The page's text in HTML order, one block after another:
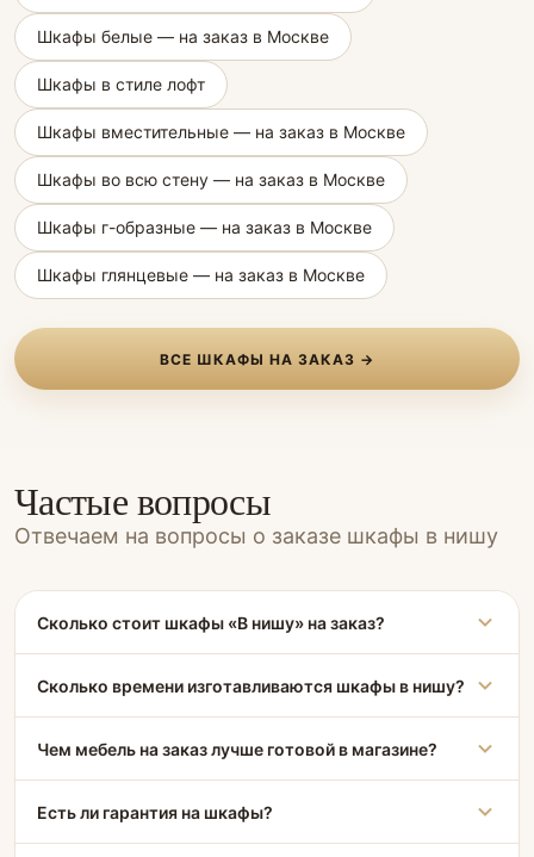
Шкафы белые — на заказ в Москве
Шкафы в стиле лофт
Шкафы вместительные — на заказ в Москве
Шкафы во всю стену — на заказ в Москве
Шкафы г-образные — на заказ в Москве
Шкафы глянцевые — на заказ в Москве
ВСЕ ШКАФЫ НА ЗАКАЗ →
Частые вопросы
Отвечаем на вопросы о заказе шкафы в нишу
Сколько стоит шкафы «В нишу» на заказ?
Сколько времени изготавливаются шкафы в нишу?
Чем мебель на заказ лучше готовой в магазине?
Есть ли гарантия на шкафы?